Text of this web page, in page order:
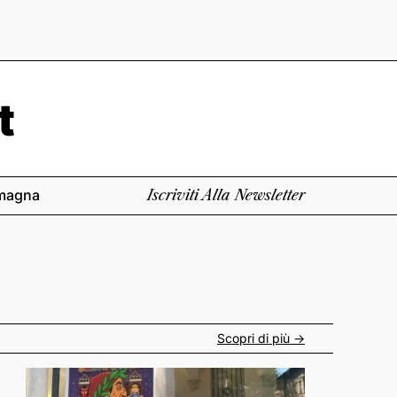
Iscriviti Alla Newsletter
Scopri di più ->